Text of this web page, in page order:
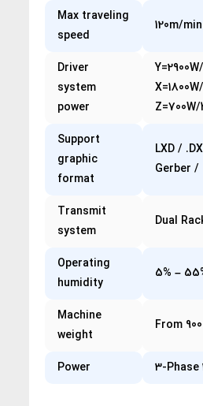
Max traveling
speed
120m/
Driver
system
power
Z=700W/
Support
graphic
format
LXD /
Gerber
Transmit
system
Dual
Operating
humidity
5% –
Machine
weight
From
Power 3-Phase